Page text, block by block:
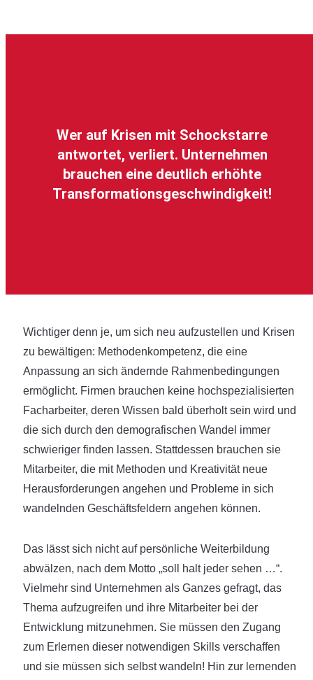
Wer auf Krisen mit Schockstarre
antwortet, verliert. Unternehmen
brauchen eine deutlich erhöhte
Transformationsgeschwindigkeit!
Wichtiger denn je, um sich neu aufzustellen und Krisen
zu bewältigen: Methodenkompetenz, die eine
Anpassung an sich ändernde Rahmenbedingungen
ermöglicht. Firmen brauchen keine hochspezialisierten
Facharbeiter, deren Wissen bald überholt sein wird und
die sich durch den demografischen Wandel immer
schwieriger finden lassen. Stattdessen brauchen sie
Mitarbeiter, die mit Methoden und Kreativität neue
Herausforderungen angehen und Probleme in sich
wandelnden Geschäftsfeldern angehen können.
Das lässt sich nicht auf persönliche Weiterbildung
abwälzen, nach dem Motto „soll halt jeder sehen …“.
Vielmehr sind Unternehmen als Ganzes gefragt, das
Thema aufzugreifen und ihre Mitarbeiter bei der
Entwicklung mitzunehmen. Sie müssen den Zugang
zum Erlernen dieser notwendigen Skills verschaffen
und sie müssen sich selbst wandeln! Hin zur lernenden